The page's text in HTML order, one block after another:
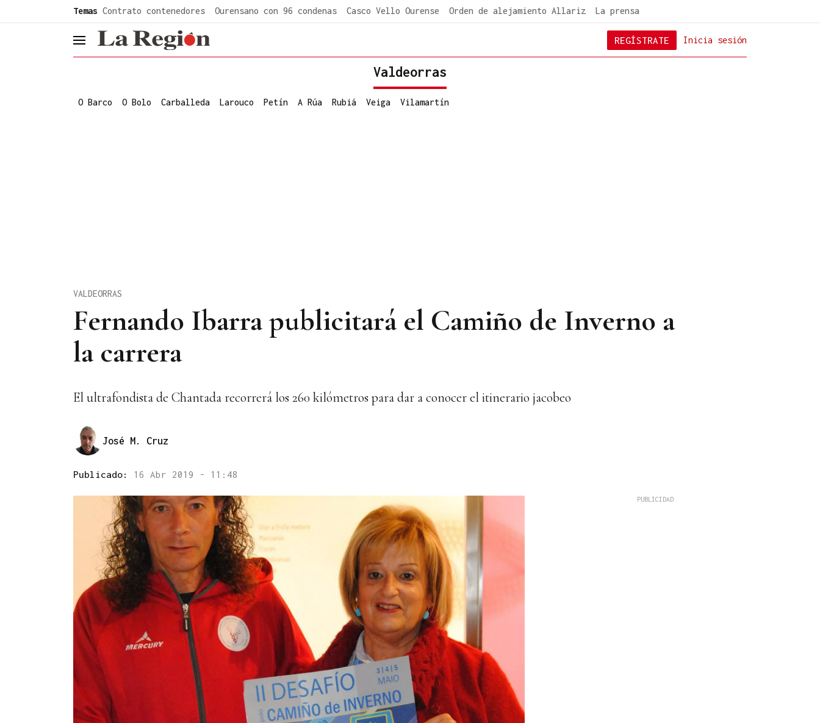
Temas Contrato contenedores Ourensano con 96 condenas Casco Vello Ourense Orden de alejamiento Allariz La prensa
header.menu.open Inicia sesión
REGÍSTRATE
Valdeorras
O Barco O Bolo Carballeda Larouco Petín A Rúa Rubiá Veiga Vilamartín
Fernando Ibarra publicitará el Camiño de Inverno a
la carrera
VALDEORRAS
El ultrafondista de Chantada recorrerá los 260 kilómetros para dar a conocer el itinerario jacobeo
José M. Cruz
Publicado: 16 Abr 2019 - 11:48